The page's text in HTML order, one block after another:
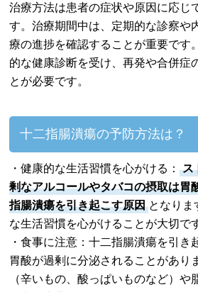
治療方法は患者の症状や原因に応じ
す。治療期間中は、定期的な診察や
療の進捗を確認することが重要です
的な健康診断を受け、再発や合併症
とが必要です。
十二指腸潰瘍の予防方法は？
・健康的な生活習慣を心がける：ス
剰なアルコールやタバコの摂取は胃
指腸潰瘍を引き起こす原因となりま
な生活習慣を心がけることが大切で
・食事に注意：十二指腸潰瘍を引き
胃酸が過剰に分泌されることがあり
（辛いもの、酸っぱいものなど）や